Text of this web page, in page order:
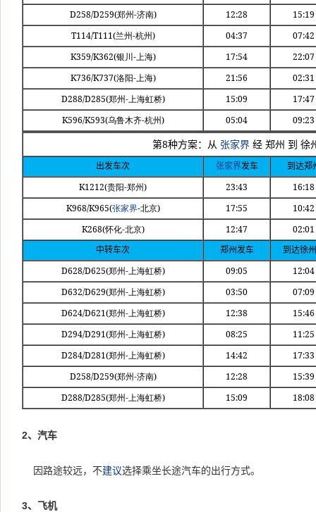
D258/D259(郑州-济南) 12:28
15:19
T114/T111(兰州-杭州) 04:37
07:42
K359/K362(银川 -上海) 17:54
22:07
K736/K737(洛阳-上海) 21:56
02:31
D288/D285(郑州-上海虹桥) 15:09
17:47
K596/K593(乌鲁木齐-杭州) 05:04 09:23
第8种方案：从 张家界 经 郑州 到 徐
出发车次 张家界发车 到达郑
K1212(贵阳-郑州) 23:43
16:18
K968/K965(张家界-北京) 17:55
10:42
K268(怀化-北京) 12:47 02:01
中转车次 郑州发车 到达徐
D628/D625(郑州-上海虹桥) 09:05
12:04
D632/D629(郑州-上海虹桥) 03:50
07:09
D624/D621(郑州-上海虹桥) 12:38
15:46
D294/D291(郑州-上海虹桥) 08:25
11:25
D284/D281(郑州-上海虹桥) 14:42
17:33
D258/D259(郑州-济南) 12:28
15:39
D288/D285(郑州-上海虹桥) 15:09 18:08
2、汽车
因路途较远，不建议选择乘坐长途汽车的出行方式。
3、飞机